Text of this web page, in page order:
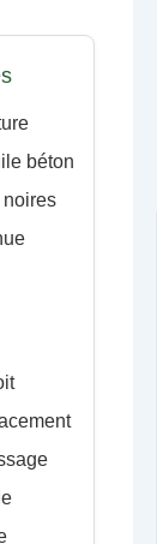
béton
noires